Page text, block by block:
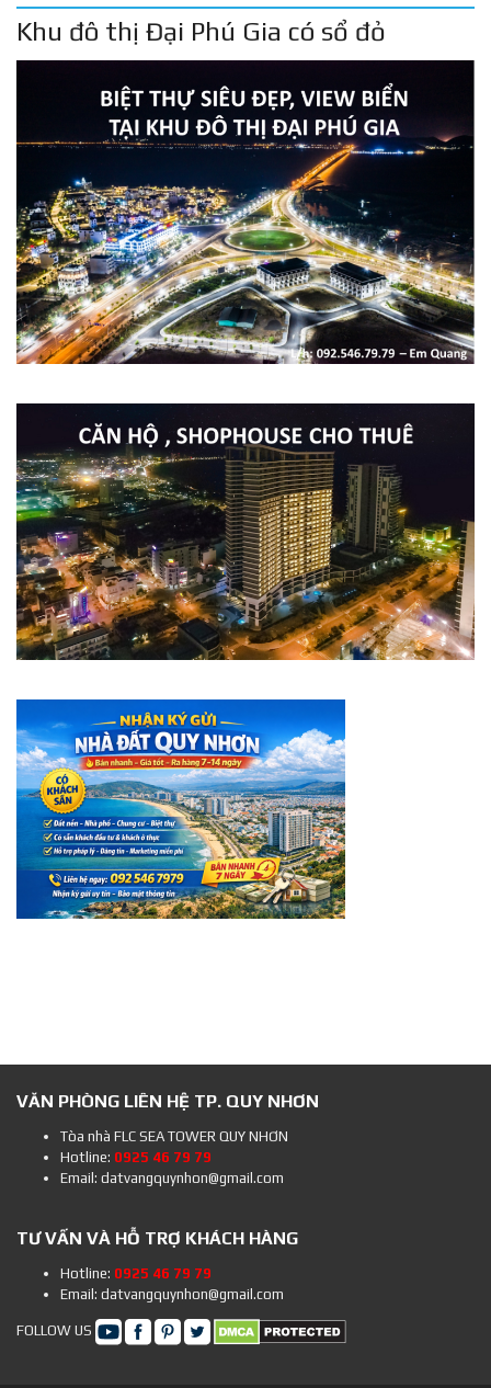
Khu đô thị Đại Phú Gia có sổ đỏ
VĂN PHÒNG LIÊN HỆ TP. QUY NHƠN
Tòa nhà FLC SEA TOWER QUY NHƠN
Hotline: 0925 46 79 79
Email: datvangquynhon@gmail.com
TƯ VẤN VÀ HỖ TRỢ KHÁCH HÀNG
Hotline: 0925 46 79 79
Email: datvangquynhon@gmail.com
FOLLOW US